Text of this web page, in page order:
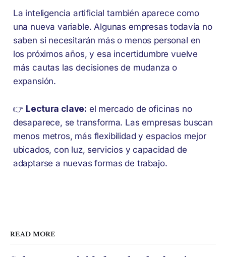
La inteligencia artificial también aparece como
una nueva variable. Algunas empresas todavía no
saben si necesitarán más o menos personal en
los próximos años, y esa incertidumbre vuelve
más cautas las decisiones de mudanza o
expansión.
👉 Lectura clave: el mercado de oficinas no
desaparece, se transforma. Las empresas buscan
menos metros, más flexibilidad y espacios mejor
ubicados, con luz, servicios y capacidad de
adaptarse a nuevas formas de trabajo.
READ MORE